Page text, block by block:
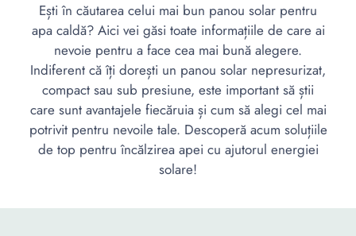
Ești în căutarea celui mai bun panou solar pentru
apa caldă? Aici vei găsi toate informațiile de care ai
nevoie pentru a face cea mai bună alegere.
Indiferent că îți dorești un panou solar nepresurizat,
compact sau sub presiune, este important să știi
care sunt avantajele fiecăruia și cum să alegi cel mai
potrivit pentru nevoile tale. Descoperă acum soluțiile
de top pentru încălzirea apei cu ajutorul energiei
solare!